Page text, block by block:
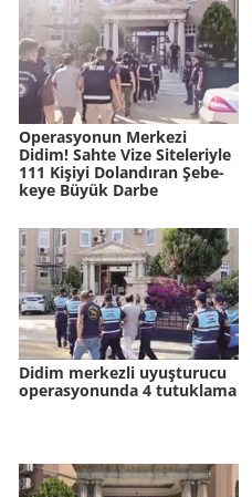
Ope­ras­yo­nun Mer­ke­zi
Didim! Sahte Vize Si­te­le­riy­le
111 Ki­şi­yi Do­lan­dı­ran Şe­be­
ke­ye Büyük Darbe
Didim merkezli uyuşturucu
operasyonunda 4 tutuklama